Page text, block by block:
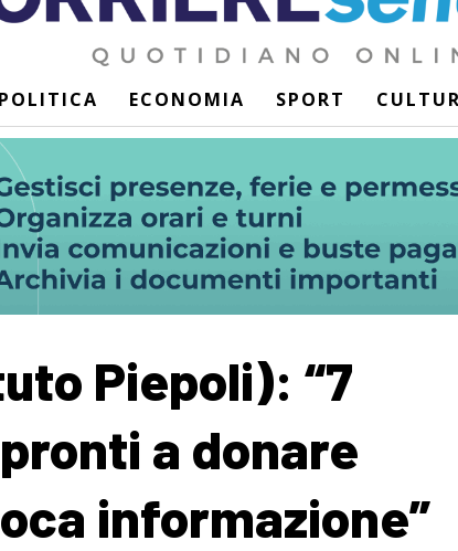
POLITICA ECONOMIA SPORT
Piepoli): “7
a donare
informazione”